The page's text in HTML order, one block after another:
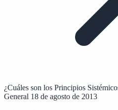
¿Cuáles son los Principios
General 18 de agosto de 2013